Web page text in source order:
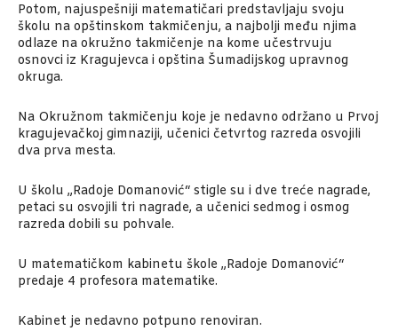
Potom, najuspešniji matematičari predstavljaju svoju
školu na opštinskom takmičenju, a najbolji među njima
odlaze na okružno takmičenje na kome učestrvuju
osnovci iz Kragujevca i opština Šumadijskog upravnog
okruga.
Na Okružnom takmičenju koje je nedavno održano u Prvoj
kragujevačkoj gimnaziji, učenici četvrtog razreda osvojili
dva prva mesta.
U školu „Radoje Domanović“ stigle su i dve treće nagrade,
petaci su osvojili tri nagrade, a učenici sedmog i osmog
razreda dobili su pohvale.
U matematičkom kabinetu škole „Radoje Domanović“
predaje 4 profesora matematike.
Kabinet je nedavno potpuno renoviran.